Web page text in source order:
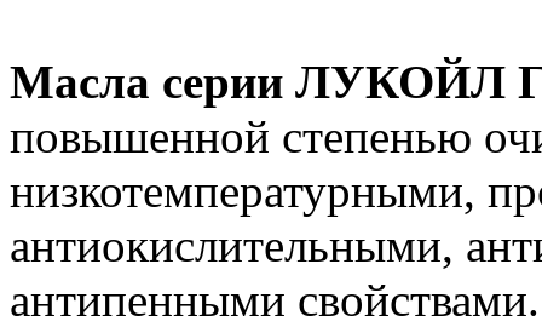
Масла серии ЛУКОЙЛ
повышенной степенью
низкотемпературными,
антиокислительными,
антипенными свойствами.